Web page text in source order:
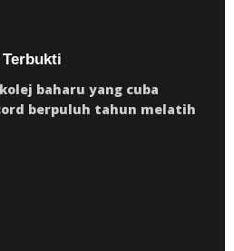
baharu yang cuba
berpuluh tahun melatih